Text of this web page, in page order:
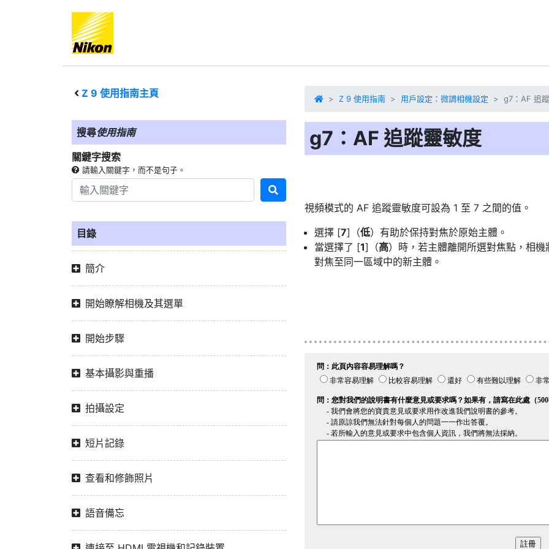
Z 9 使用指南主頁
搜尋使用指南
關鍵字搜索
請輸入關鍵字，而不是句子。
目錄
簡介
開始瞭解相機及其選單
開始步驟
基本攝影與重播
拍攝設定
短片記錄
查看和修飾照片
語音備忘
Z 9 使用指南 用戶設定：微調相機設定 g7：AF 追
g7：AF 追蹤靈敏度
視頻模式的 AF 追蹤靈敏度可設為 1 至 7 之間的值。
選擇 [7]（低）有助於保持對焦於原始主體。
當選擇了 [1]（高）時，若主體離開所選對焦點，相機
對焦至同一區域中的新主體。